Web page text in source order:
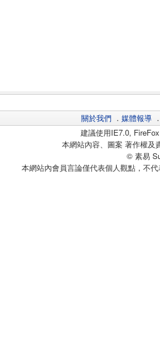
關於我們 ． 媒體報導
建議使用IE7.0,
本網站內容、圖案 著作權及
© 素易
本網站內會員言論僅代表個人觀點，不